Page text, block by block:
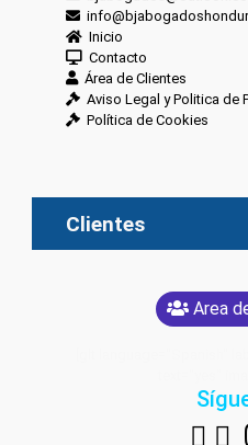
Inicio
Contacto
Área de Clientes
Aviso Legal y Politica de
Política de Cookies
Clientes
Area